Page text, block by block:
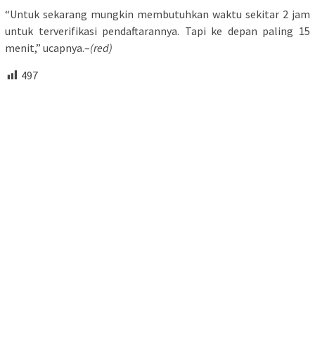
“Untuk sekarang mungkin membutuhkan waktu sekitar 2 jam
untuk terverifikasi pendaftarannya. Tapi ke depan paling 15
menit,” ucapnya.–(red)
497